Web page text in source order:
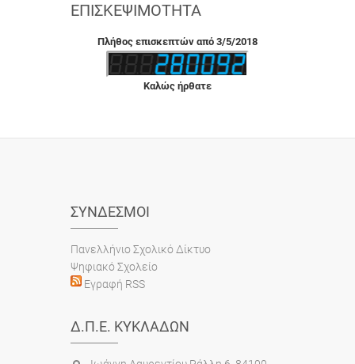
ΕΠΙΣΚΕΨΙΜΌΤΗΤΑ
Πλήθος επισκεπτών από 3/5/2018
Καλώς ήρθατε
ΣΎΝΔΕΣΜΟΙ
Πανελλήνιο Σχολικό Δίκτυο
Ψηφιακό Σχολείο
Εγραφή RSS
Δ.Π.Ε. ΚΥΚΛΆΔΩΝ